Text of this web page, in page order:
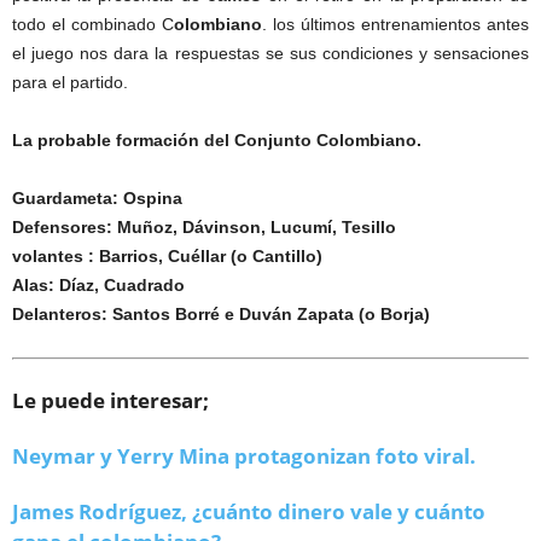
todo el combinado Colombiano . los últimos entrenamientos antes
el juego nos dara la respuestas se sus condiciones y sensaciones
para el partido.
La probable formación del Conjunto Colombiano.
Guardameta: Ospina
Defensores: Muñoz, Dávinson, Lucumí, Tesillo
volantes : Barrios, Cuéllar (o Cantillo)
Alas: Díaz, Cuadrado
Delanteros: Santos Borré e Duván Zapata (o Borja)
Le puede interesar;
Neymar y Yerry Mina protagonizan foto viral.
James Rodríguez, ¿cuánto dinero vale y cuánto